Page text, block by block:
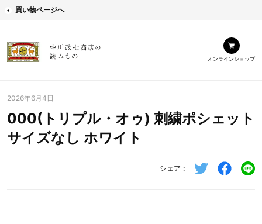
買い物ページへ
オンラインショップ
2026年6月4日
000(トリプル・オゥ) 刺繍ポシェット
サイズなし ホワイト
シェア